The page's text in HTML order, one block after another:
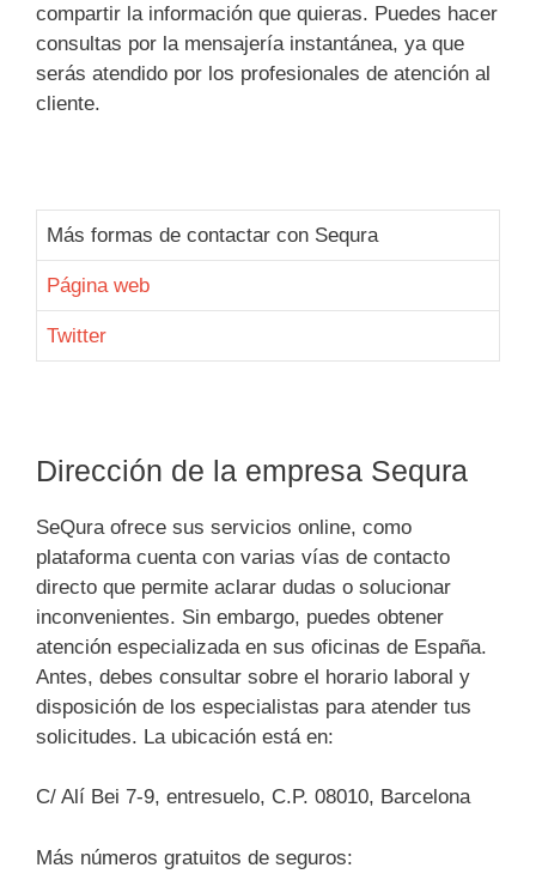
compartir la información que quieras. Puedes hacer
consultas por la mensajería instantánea, ya que
serás atendido por los profesionales de atención al
cliente.
Más formas de contactar con Sequra
Página web
Twitter
Dirección de la empresa Sequra
SeQura ofrece sus servicios online, como
plataforma cuenta con varias vías de contacto
directo que permite aclarar dudas o solucionar
inconvenientes. Sin embargo, puedes obtener
atención especializada en sus oficinas de España.
Antes, debes consultar sobre el horario laboral y
disposición de los especialistas para atender tus
solicitudes. La ubicación está en:
C/ Alí Bei 7-9, entresuelo, C.P. 08010, Barcelona
Más números gratuitos de seguros: